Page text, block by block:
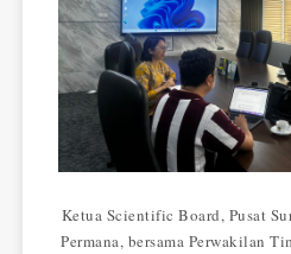
Ketua Scientific Board, Pusat
Permana, bersama Perwakilan